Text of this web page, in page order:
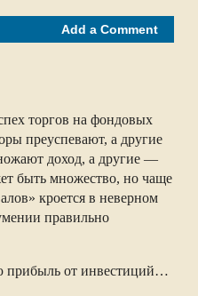
Add a Comment
торгов на фондовых
преуспевают, а другие
доход, а другие —
быть множество, но чаще
кроется в неверном
правильно
прибыль от инвестиций…